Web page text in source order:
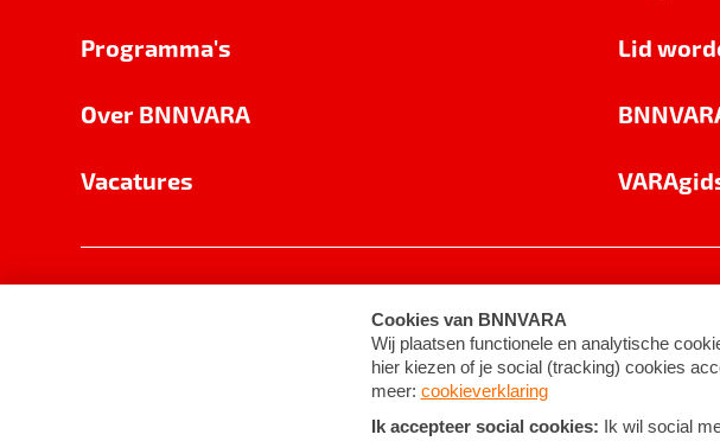
Programma's
Over BNNVARA
Vacatures
Lid
Cookie-instellingen Algemene voorwaarden ©